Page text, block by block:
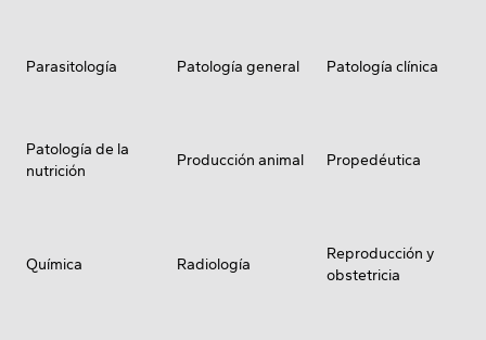
Parasitología Patología general Patología clínica
Patología de la
nutrición
Producción animal Propedéutica
Química Radiología
Reproducción y
obstetricia